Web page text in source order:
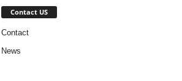
Contact US
Contact
News